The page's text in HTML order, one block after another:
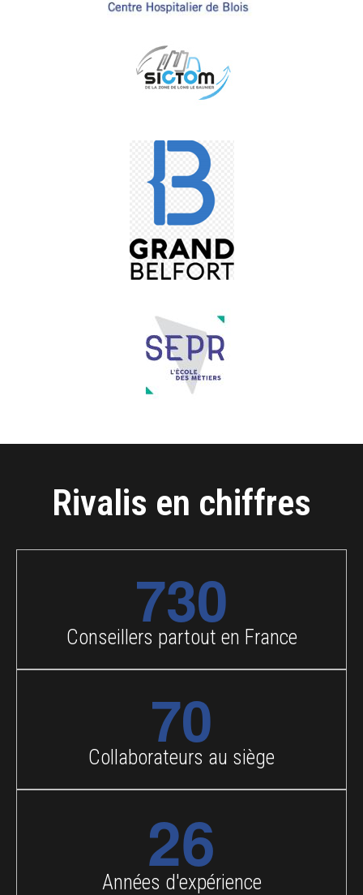
Rivalis en chiffres
Conseillers partout en France
730
Collaborateurs au siège
70
Années d'expérience
26